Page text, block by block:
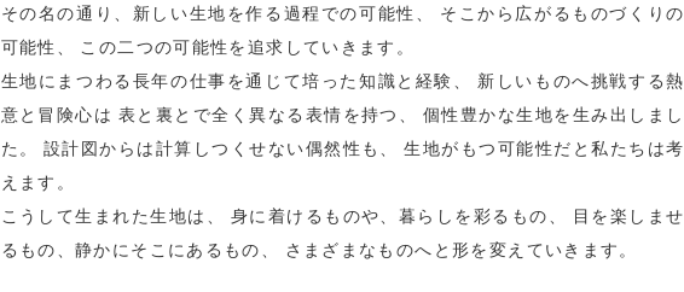
その名の通り、新しい生地を作る過程での可能性、 そこから広がるものづくりの
可能性、 この二つの可能性を追求していきます。
生地にまつわる長年の仕事を通じて培った知識と経験、 新しいものへ挑戦する熱
意と冒険心は 表と裏とで全く異なる表情を持つ、 個性豊かな生地を生み出しまし
た。 設計図からは計算しつくせない偶然性も、 生地がもつ可能性だと私たちは考
えます。
こうして生まれた生地は、 身に着けるものや、暮らしを彩るもの、 目を楽しませ
るもの、静かにそこにあるもの、 さまざまなものへと形を変えていきます。